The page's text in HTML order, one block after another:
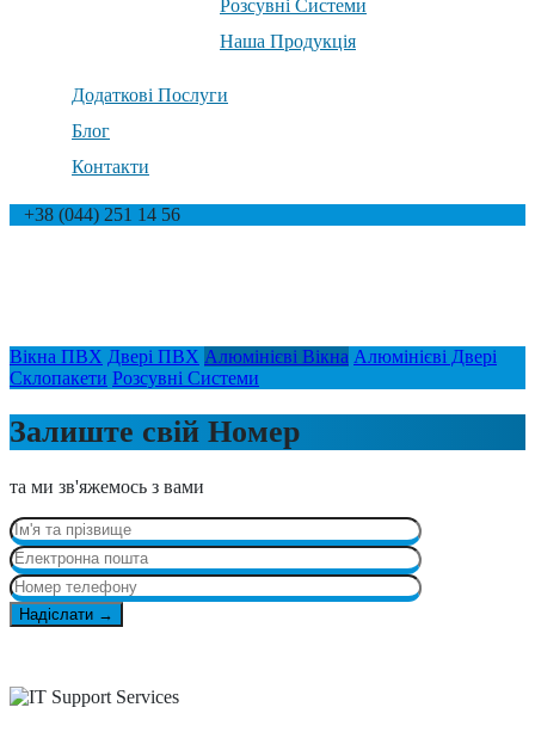
Розсувні Системи
Наша Продукція
Додаткові Послуги
Блог
Контакти
+38 (044) 251 14 56
Вікна ПВХ Двері ПВХ Алюмінієві Вікна Алюмінієві Двері
Склопакети Розсувні Системи
Залиште свій Номер
та ми зв'яжемось з вами